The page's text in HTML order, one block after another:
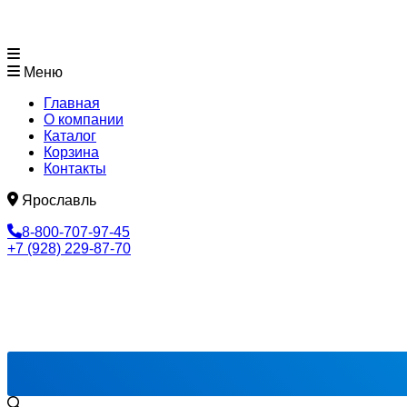
Меню
Главная
О компании
Каталог
Корзина
Контакты
Ярославль
8-800-707-97-45
+7 (928) 229-87-70